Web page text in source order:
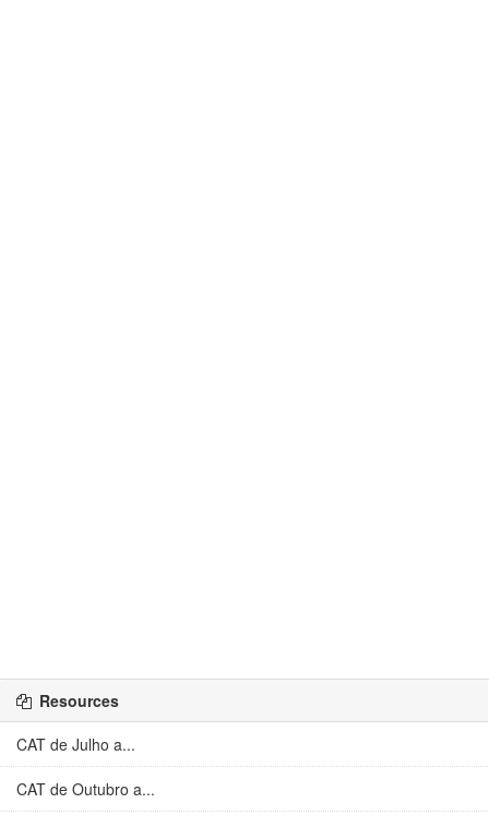
Resources
CAT de Julho a...
CAT de Outubro a...